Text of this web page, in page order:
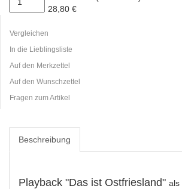
28,80 €
Vergleichen
In die Lieblingsliste
Auf den Merkzettel
Auf den Wunschzettel
Fragen zum Artikel
Beschreibung
Playback "Das ist Ostfriesland" als